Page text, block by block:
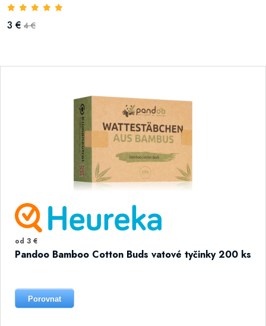
3 € 4 €
od 3 €
Pandoo Bamboo Cotton Buds vatové tyčinky 200 ks
Porovnat